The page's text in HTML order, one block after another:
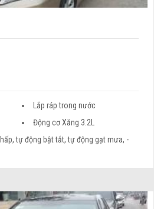
Lắp ráp trong nước
Động cơ Xăng 3.2L
tự động bật tắt, tự động gạt mưa, -